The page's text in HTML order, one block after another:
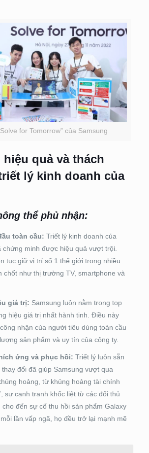
for Tomorrow” của Samsung
hiệu quả và thách
lý kinh doanh của
thể phủ nhận:
toàn cầu: Triết lý kinh doanh của
chứng minh được hiệu quả vượt trội.
tục giữ vị trí số 1 thế giới trong nhiều
chốt như thị trường TV, smartphone và
giá trị: Samsung luôn nằm trong top
hiệu giá trị nhất hành tinh. Điều này
nhận của người tiêu dùng toàn cầu
sản phẩm và uy tín của công ty.
ứng và phục hồi: Triết lý luôn sẵn
đổi đã giúp Samsung vượt qua
hoảng, từ khủng hoảng tài chính
sự cạnh tranh khốc liệt từ các đối thủ
cho đến sự cố thu hồi sản phẩm Galaxy
lần vấp ngã, họ đều trở lại mạnh mẽ